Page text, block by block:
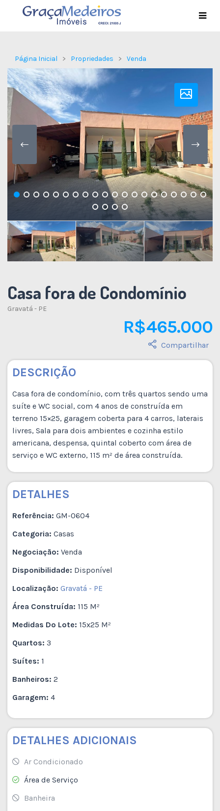
Página Inicial Propriedades Venda
Casa fora de Condomínio
Gravatá - PE
R$ 465.000
Compartilhar
DESCRIÇÃO
Casa fora de condomínio, com três quartos sendo uma
suíte e WC social, com 4 anos de construída em
terreno 15×25, garagem coberta para 4 carros, laterais
livres, Sala para dois ambientes e cozinha estilo
americana, despensa, quintal coberto com área de
serviço e WC externo, 115 m² de área construída.
DETALHES
Referência: GM-0604
Categoria: Casas
Negociação: Venda
Disponibilidade: Disponível
Localização: Gravatá - PE
Área Construída:
115 M²
Medidas Do Lote:
15x25 M²
Quartos: 3
Suítes: 1
Banheiros: 2
Garagem: 4
DETALHES ADICIONAIS
Ar Condicionado
Área de Serviço
Banheira